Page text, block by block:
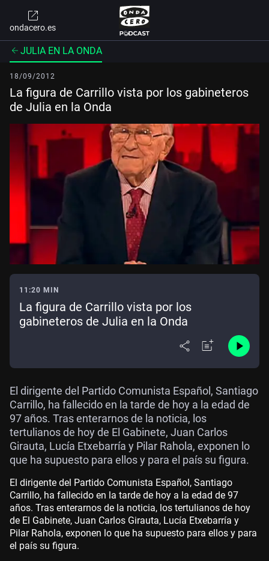
ondacero.es
JULIA EN LA ONDA
18/09/2012
La figura de Carrillo vista por los gabineteros
de Julia en la Onda
11:20 MIN
La figura de Carrillo vista por los
gabineteros de Julia en la Onda
El dirigente del Partido Comunista Español, Santiago
Carrillo, ha fallecido en la tarde de hoy a la edad de
97 años. Tras enterarnos de la noticia, los
tertulianos de hoy de El Gabinete, Juan Carlos
Girauta, Lucía Etxebarría y Pilar Rahola, exponen lo
que ha supuesto para ellos y para el país su figura.
El dirigente del Partido Comunista Español, Santiago
Carrillo, ha fallecido en la tarde de hoy a la edad de 97
años. Tras enterarnos de la noticia, los tertulianos de hoy
de El Gabinete, Juan Carlos Girauta, Lucía Etxebarría y
Pilar Rahola, exponen lo que ha supuesto para ellos y para
el país su figura.